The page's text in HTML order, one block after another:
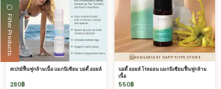
Filter Products
สเปรย์ฟื้นฟูกล้ามเนื้อ แมกนีเซียม บอดี้ ออยล์
280฿
AVAILABLE AT HAPPYLYFE STORE
บอดี้ ออยล์ โรลออน แมกนีเซียมฟื้นฟูกล้าม
เนื้อ
550฿